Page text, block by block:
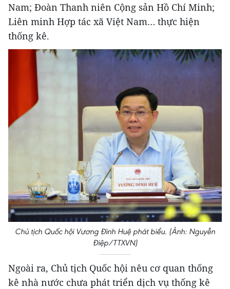
Nam; Đoàn Thanh niên Cộng sản Hồ Chí Minh;
Liên minh Hợp tác xã Việt Nam… thực hiện
thống kê.
Chủ tịch Quốc hội Vương Đình Huệ phát biểu. (Ảnh: Nguyễn
Điệp/TTXVN)
Ngoài ra, Chủ tịch Quốc hội nêu cơ quan thống
kê nhà nước chưa phát triển dịch vụ thống kê